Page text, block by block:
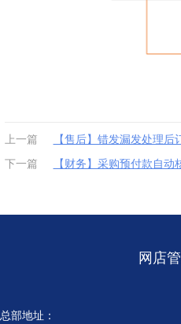
上一篇
【售后】错发漏发处理
下一篇
【财务】采购预付款自动
网店
总部地址：